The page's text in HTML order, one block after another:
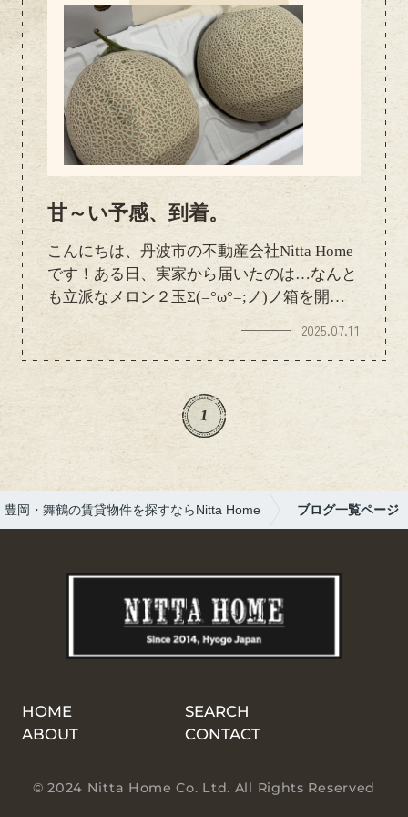
甘～い予感、到着。
こんにちは、丹波市の不動産会社Nitta Home
です！ある日、実家から届いたのは…なんと
も立派なメロン２玉Σ(=°ω°=;ノ)ノ箱を開け
た瞬間、ふわっと甘～い香り。見た目も美し
くて、食べるのがもったいないくらいです。
しばらくキッチンの片隅でじっくりと追熟さ
せて、ベストなタイミングでいただこうと思
っています。夏バテ防止にはやっぱり果物！
美味しいものを食べて、元気いっぱいでお仕
事頑張ります♪
2025.07.11
1
豊岡・舞鶴の賃貸物件を探すならNitta Home ブログ一覧ページ
HOME
SEARCH
ABOUT
CONTACT
© 2024 Nitta Home Co. Ltd. All Rights Reserved